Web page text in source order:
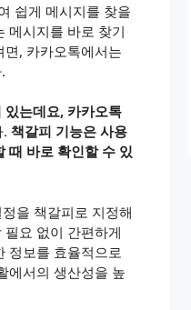
쉽게 메시지를 찾을
메시지를 바로 찾기
, 카카오톡에서는
는데요, 카카오톡
책갈피 기능은 사용
때 바로 확인할 수 있
을 책갈피로 지정해
요 없이 간편하게
정보를 효율적으로
에서의 생산성을 높